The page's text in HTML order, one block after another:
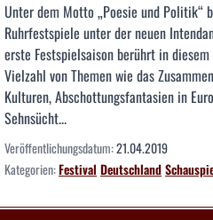
Unter dem Motto „Poesie und Politik“
Ruhrfestspiele unter der neuen
erste Festspielsaison berührt in
Vielzahl von Themen wie das
Kulturen, Abschottungsfantasien in
Sehnsücht...
Veröffentlichungsdatum:21.04.2019
Kategorien:Festival Deutschland